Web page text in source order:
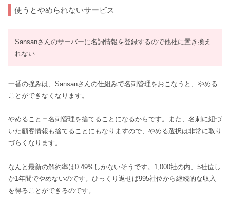
使うとやめられないサービス
Sansanさんのサーバーに名詞情報を登録するので他社に置き換え
れない
一番の強みは、Sansanさんの仕組みで名刺管理をおこなうと、やめる
ことができなくなります。
やめること＝名刺管理を捨てることになるからです。また、名刺に紐づ
いた顧客情報も捨てることにもなりますので、やめる選択は非常に取り
づらくなります。
なんと最新の解約率は0.49%しかないそうです。1,000社の内、5社位し
か1年間でやめないのです。ひっくり返せば995社位から継続的な収入
を得ることができるのです。